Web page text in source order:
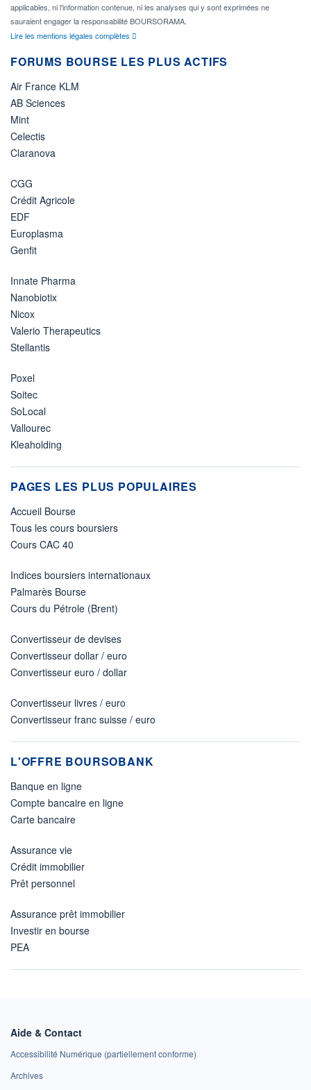
applicables, ni l'information contenue, ni les analyses qui y sont exprimées ne
sauraient engager la responsabilité BOURSORAMA.
Lire les mentions légales complètes
FORUMS BOURSE LES PLUS ACTIFS
Air France KLM
AB Sciences
Mint
Celectis
Claranova
CGG
Crédit Agricole
EDF
Europlasma
Genfit
Innate Pharma
Nanobiotix
Nicox
Valerio Therapeutics
Stellantis
Poxel
Soitec
SoLocal
Vallourec
Kleaholding
PAGES LES PLUS POPULAIRES
Accueil Bourse
Tous les cours boursiers
Cours CAC 40
Indices boursiers internationaux
Palmarès Bourse
Cours du Pétrole (Brent)
Convertisseur de devises
Convertisseur dollar / euro
Convertisseur euro / dollar
Convertisseur livres / euro
Convertisseur franc suisse / euro
L'OFFRE BOURSOBANK
Banque en ligne
Compte bancaire en ligne
Carte bancaire
Assurance vie
Crédit immobilier
Prêt personnel
Assurance prêt immobilier
Investir en bourse
PEA
Aide & Contact
Accessibilité Numérique (partiellement conforme)
Archives